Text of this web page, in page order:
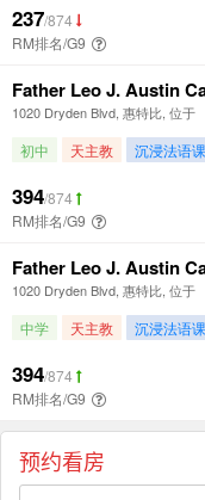
预约看房